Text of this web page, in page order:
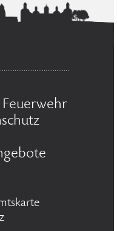
Feuerwehr